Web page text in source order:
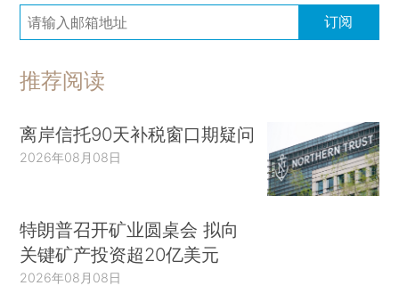
订阅
推荐阅读
离岸信托90天补税窗口期疑问
2026年08月08日
特朗普召开矿业圆桌会 拟向
关键矿产投资超20亿美元
2026年08月08日